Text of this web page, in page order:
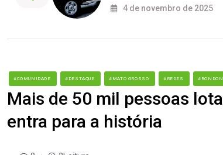
4 de novembro de 2025
#COMUNIDADE #DESTAQUE #MATO GROSSO #REDES
Mais de 50 mil pessoas
entra para a história